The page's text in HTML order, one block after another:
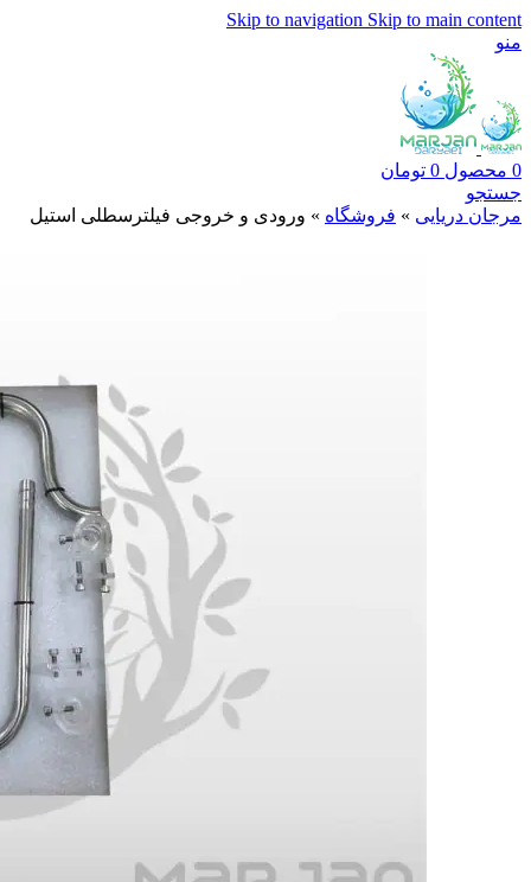
Skip to navigation Skip to main content
منو
0 محصول 0 تومان
جستجو
مرجان دریایی » فروشگاه » ورودی و خروجی فیلترسطلی استیل